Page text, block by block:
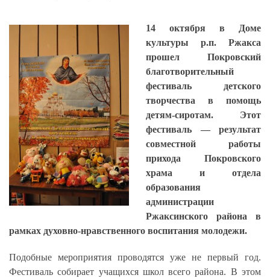
14 октября в Доме
культуры р.п. Ржакса
прошел Покровский
благотворительный
фестиваль детского
творчества в помощь
детям-сиротам. Этот
фестиваль — результат
совместной работы
прихода Покровского
храма и отдела
образования
администрации
Ржаксинского района в
рамках духовно-нравственного воспитания молодежи.
Подобные мероприятия проводятся уже не первый год.
Фестиваль собирает учащихся школ всего района. В этом